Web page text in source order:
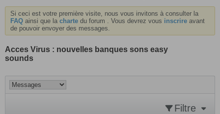
Si ceci est votre première visite, nous vous invitons à consulter la
FAQ ainsi que la charte du forum . Vous devrez vous inscrire avant
de pouvoir envoyer des messages.
Acces Virus : nouvelles banques sons easy
sounds
Filtre